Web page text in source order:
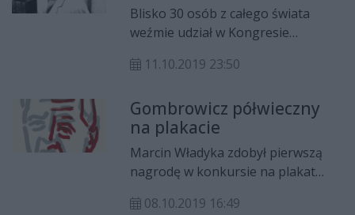
momencie nazwania ich imieniem
ulicy, a potem o ich wyjątkowości
Gombrowicza
Blisko 30 osób z całego świata
weźmie udział w Kongresie
odbędzie się w Radomiu i we Francji
11.10.2019 23:50
Gombrowicz półwieczny
na plakacie
Marcin Władyka zdobył pierwszą
nagrodę w konkursie na plakat
08.10.2019 16:49